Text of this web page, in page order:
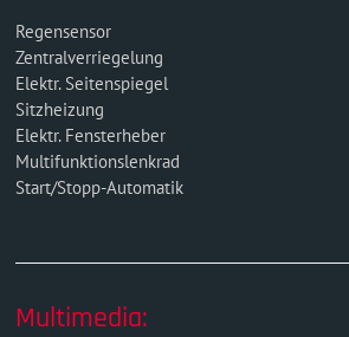
Regensensor
Zentralverriegelung
Elektr. Seitenspiegel
Sitzheizung
Elektr. Fensterheber
Multifunktionslenkrad
Start/Stopp-Automatik
Multimedia: